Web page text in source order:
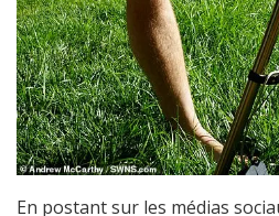
En postant sur les médias